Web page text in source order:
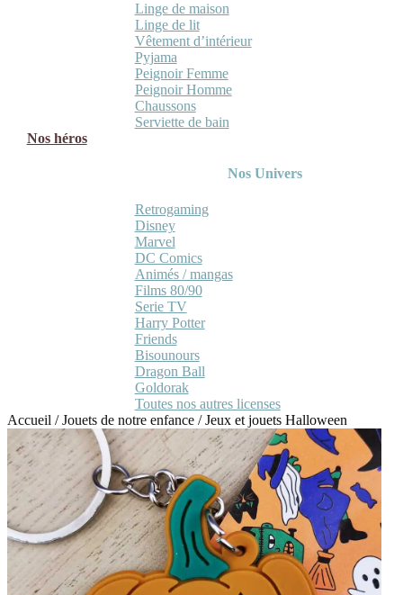
Linge de maison
Linge de lit
Vêtement d’intérieur
Pyjama
Peignoir Femme
Peignoir Homme
Chaussons
Serviette de bain
Nos héros
Nos Univers
Retrogaming
Disney
Marvel
DC Comics
Animés / mangas
Films 80/90
Serie TV
Harry Potter
Friends
Bisounours
Dragon Ball
Goldorak
Toutes nos autres licenses
Accueil /Jouets de notre enfance /Jeux et jouets Halloween